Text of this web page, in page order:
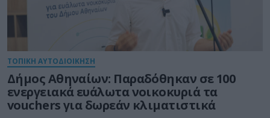
ΤΟΠΙΚΗ ΑΥΤΟΔΙΟΙΚΗΣΗ
Δήμος Αθηναίων: Παραδόθηκαν σε 100
ενεργειακά ευάλωτα νοικοκυριά τα
vouchers για δωρεάν κλιματιστικά